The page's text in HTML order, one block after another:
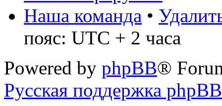
Наша команда •
пояс: UTC + 2 часа
Powered by phpBB®
Русская поддержка phpBB